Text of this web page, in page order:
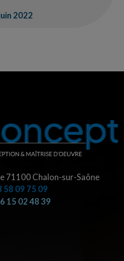
2022
71100 Chalon-sur-Saône
58 09 75 09
15 02 48 39